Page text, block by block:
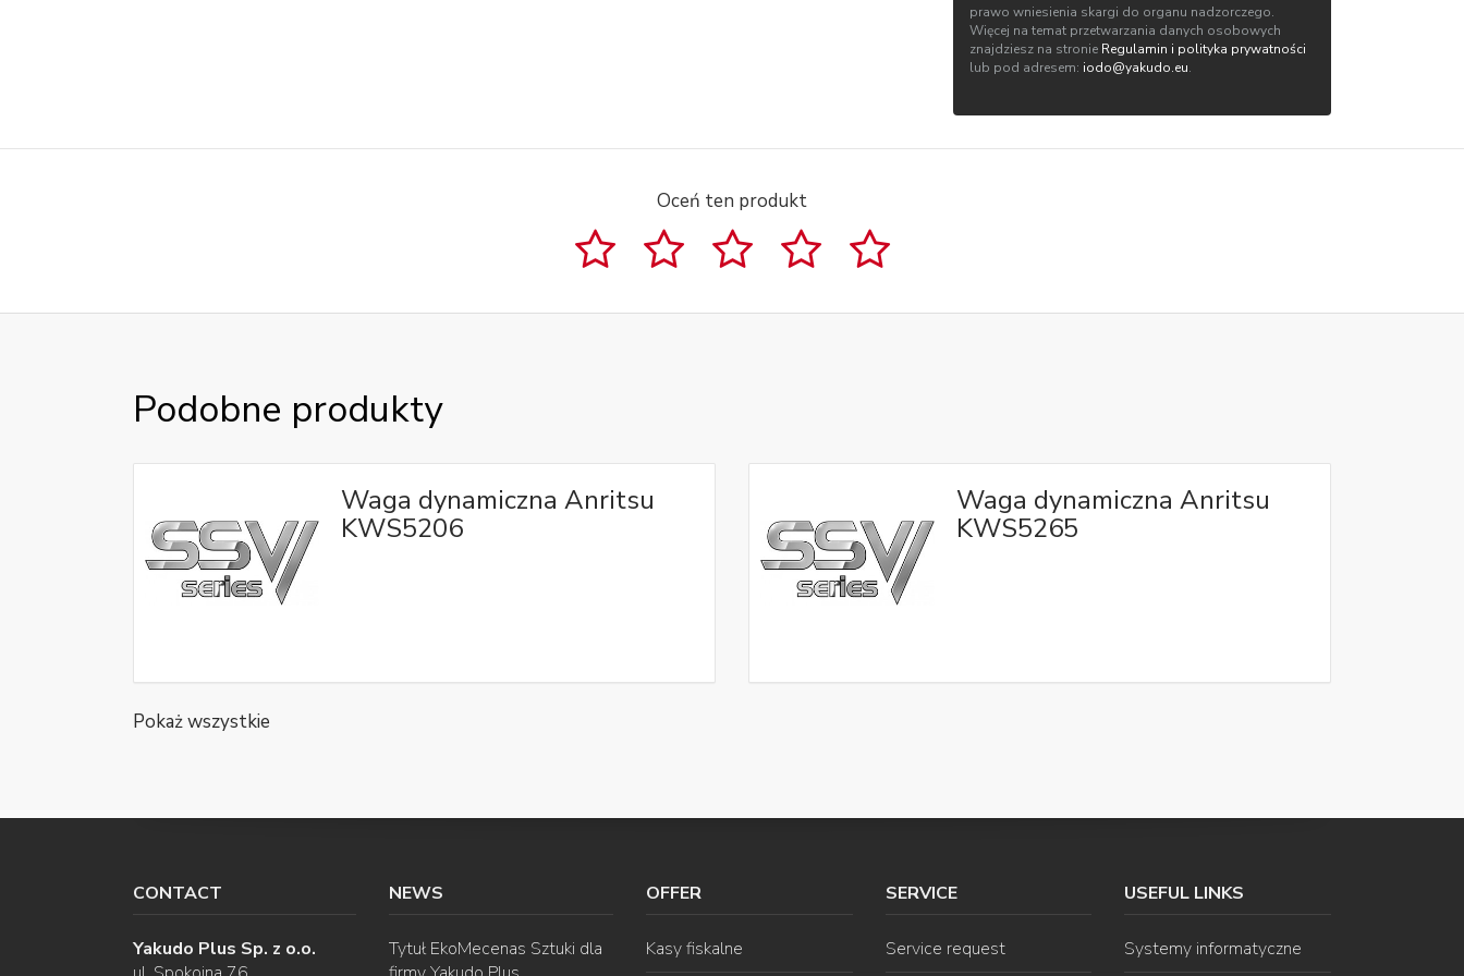
prawo wniesienia skargi do organu nadzorczego.
Więcej na temat przetwarzania danych osobowych
znajdziesz na stronie Regulamin i polityka prywatności
lub pod adresem: iodo@yakudo.eu.
Oceń ten produkt
Podobne produkty
Waga dynamiczna Anritsu
KWS5206
Waga dynamiczna Anritsu
KWS5265
Pokaż wszystkie
CONTACT
Yakudo Plus Sp. z o.o.
NEWS
Tytuł EkoMecenas Sztuki dla
OFFER
Kasy fiskalne
SERVICE
Service request
USEFUL LINKS
Systemy informatyczne